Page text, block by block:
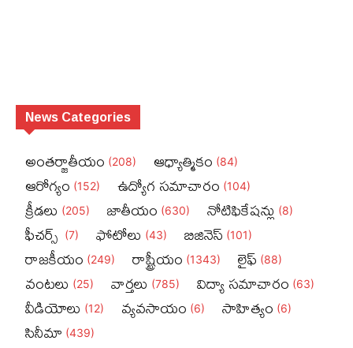
News Categories
అంతర్జాతీయం (208) ఆధ్యాత్మికం (84)
ఆరోగ్యం (152) ఉద్యోగ సమాచారం (104)
క్రీడలు (205) జాతీయం (630) నోటిఫికేషన్లు (8)
ఫీచ‌ర్స్ ‌ (7) ఫోటోలు (43) బిజినెస్‌ (101)
రాజకీయం (249) రాష్ట్రీయం (1343) లైఫ్‌ (88)
వంటలు (25) వార్తలు (785) విద్యా సమాచారం (63)
వీడియోలు (12) వ్యవసాయం (6) సాహిత్యం (6)
సినీమా (439)